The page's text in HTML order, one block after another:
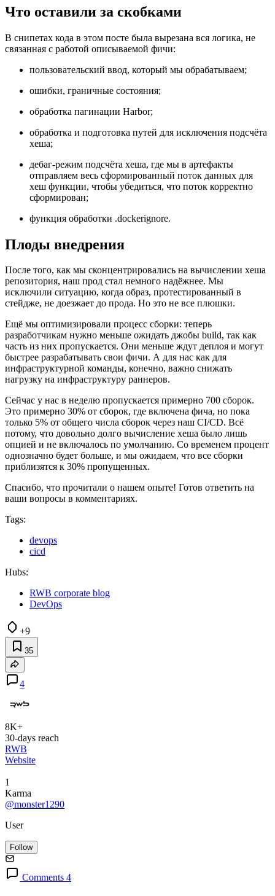
Что оставили за скобками
В снипетах кода в этом посте была вырезана вся логика, не
связанная с работой описываемой фичи:
пользовательский ввод, который мы обрабатываем;
ошибки, граничные состояния;
обработка пагинации Harbor;
обработка и подготовка путей для исключения подсчёта
хеша;
дебаг-режим подсчёта хеша, где мы в артефакты
отправляем весь сформированный поток данных для
хеш функции, чтобы убедиться, что поток корректно
сформирован;
функция обработки .dockerignore.
Плоды внедрения
После того, как мы сконцентрировались на вычислении хеша
репозитория, наш прод стал немного надёжнее. Мы
исключили ситуацию, когда образ, протестированный в
стейдже, не доезжает до прода. Но это не все плюшки.
Ещё мы оптимизировали процесс сборки: теперь
разработчикам нужно меньше ожидать джобы build, так как
часть из них пропускается. Они меньше ждут деплоя и могут
быстрее разрабатывать свои фичи. А для нас как для
инфраструктурной команды, конечно, важно снижать
нагрузку на инфраструктуру раннеров.
Сейчас у нас в неделю пропускается примерно 700 сборок.
Это примерно 30% от сборок, где включена фича, но пока
только 5% от общего числа сборок через наш CI/CD. Всё
потому, что довольно долго вычисление хеша было лишь
опцией и не включалось по умолчанию. Со временем процент
однозначно будет больше, и мы ожидаем, что все сборки
приблизятся к 30% пропущенных.
Спасибо, что прочитали о нашем опыте! Готов ответить на
ваши вопросы в комментариях.
Tags:
devops
cicd
Hubs:
RWB corporate blog
DevOps
+9
35
4
8K+
30-days reach
RWB
Website
1
Karma
@monster1290
User
Follow
Comments 4